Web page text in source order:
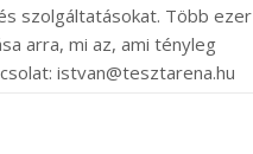
szolgáltatásokat. Több ezer
arra, mi az, ami tényleg
istvan@tesztarena.hu